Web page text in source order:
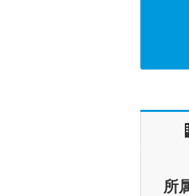
所